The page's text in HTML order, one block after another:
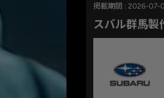
掲載期間 : 2026-07-
スバル群馬製